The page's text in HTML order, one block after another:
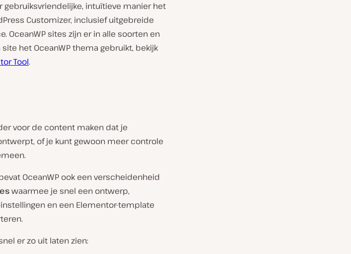
intuïtieve manier het
Customizer, inclusief uitgebreide
OceanWP sites zijn er in alle soorten en
het OceanWP thema gebruikt, bekijk
Tool.
voor de content maken dat je
of je kunt gewoon meer controle
OceanWP ook een verscheidenheid
waarmee je snel een ontwerp,
en een Elementor-template
er zo uit laten zien: